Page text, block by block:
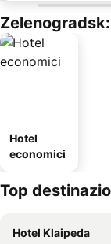
Hotel
economici
Top
Hotel Klaipeda